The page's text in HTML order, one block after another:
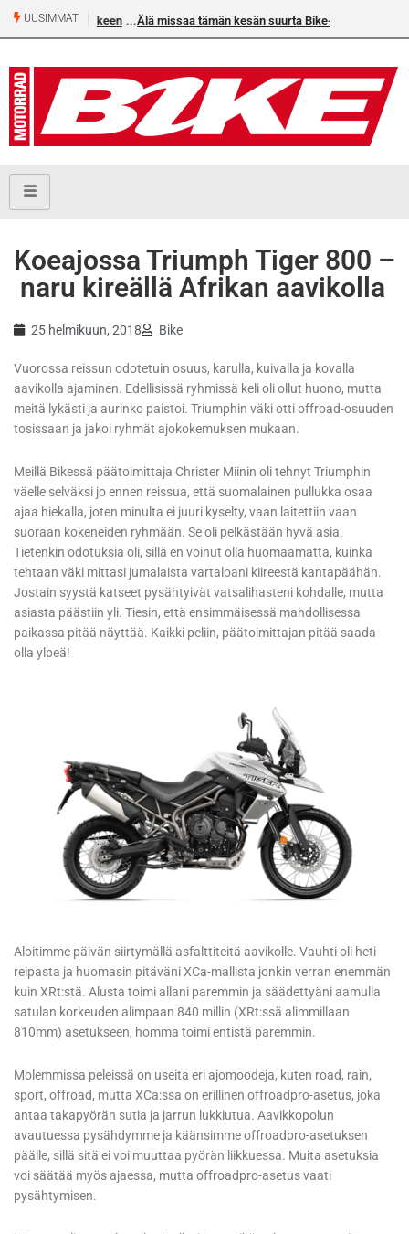
UUSIMMAT Älä missaa tämän kesän suurta Bike-numeroa!
Koeajossa Triumph Tiger 800 –
naru kireällä Afrikan aavikolla
25 helmikuun, 2018 Bike
Vuorossa reissun odotetuin osuus, karulla, kuivalla ja kovalla
aavikolla ajaminen. Edellisissä ryhmissä keli oli ollut huono, mutta
meitä lykästi ja aurinko paistoi. Triumphin väki otti offroad-osuuden
tosissaan ja jakoi ryhmät ajokokemuksen mukaan.
Meillä Bikessä päätoimittaja Christer Miinin oli tehnyt Triumphin
väelle selväksi jo ennen reissua, että suomalainen pullukka osaa
ajaa hiekalla, joten minulta ei juuri kyselty, vaan laitettiin vaan
suoraan kokeneiden ryhmään. Se oli pelkästään hyvä asia.
Tietenkin odotuksia oli, sillä en voinut olla huomaamatta, kuinka
tehtaan väki mittasi jumalaista vartaloani kiireestä kantapäähän.
Jostain syystä katseet pysähtyivät vatsalihasteni kohdalle, mutta
asiasta päästiin yli. Tiesin, että ensimmäisessä mahdollisessa
paikassa pitää näyttää. Kaikki peliin, päätoimittajan pitää saada
olla ylpeä!
Aloitimme päivän siirtymällä asfalttiteitä aavikolle. Vauhti oli heti
reipasta ja huomasin pitäväni XCa-mallista jonkin verran enemmän
kuin XRt:stä. Alusta toimi allani paremmin ja säädettyäni aamulla
satulan korkeuden alimpaan 840 millin (XRt:ssä alimmillaan
810mm) asetukseen, homma toimi entistä paremmin.
Molemmissa peleissä on useita eri ajomoodeja, kuten road, rain,
sport, offroad, mutta XCa:ssa on erillinen offroadpro-asetus, joka
antaa takapyörän sutia ja jarrun lukkiutua. Aavikkopolun
avautuessa pysähdymme ja käänsimme offroadpro-asetuksen
päälle, sillä sitä ei voi muuttaa pyörän liikkuessa. Muita asetuksia
voi säätää myös ajaessa, mutta offroadpro-asetus vaati
pysähtymisen.